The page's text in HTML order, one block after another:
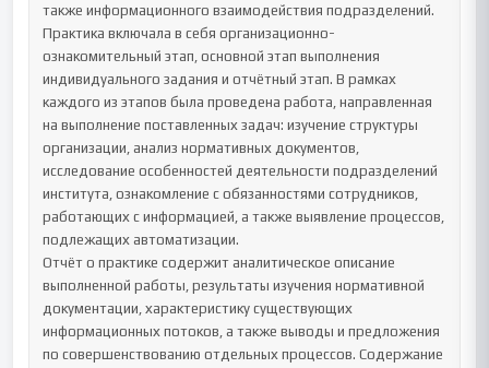
также информационного взаимодействия подразделений.
Практика включала в себя организационно-
ознакомительный этап, основной этап выполнения
индивидуального задания и отчётный этап. В рамках
каждого из этапов была проведена работа, направленная
на выполнение поставленных задач: изучение структуры
организации, анализ нормативных документов,
исследование особенностей деятельности подразделений
института, ознакомление с обязанностями сотрудников,
работающих с информацией, а также выявление процессов,
подлежащих автоматизации.
Отчёт о практике содержит аналитическое описание
выполненной работы, результаты изучения нормативной
документации, характеристику существующих
информационных потоков, а также выводы и предложения
по совершенствованию отдельных процессов. Содержание